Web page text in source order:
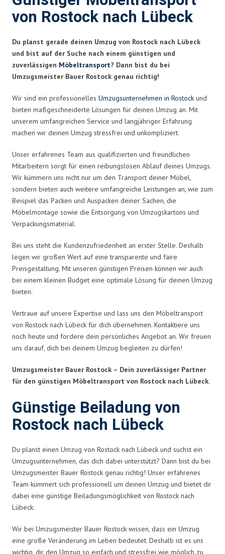
von Rostock nach Lübeck
Du planst gerade deinen Umzug von Rostock nach Lübeck
und bist auf der Suche nach einem günstigen und
zuverlässigen Möbeltransport? Dann bist du bei
Umzugsmeister Bauer Rostock genau richtig!
Wir sind ein professionelles Umzugsunternehmen in Rostock und
bieten maßgeschneiderte Lösungen für deinen Umzug an. Mit
unserem umfangreichen Service und langjähriger Erfahrung
machen wir deinen Umzug stressfrei und unkompliziert.
Unser erfahrenes Team aus qualifizierten und freundlichen
Mitarbeitern sorgt für einen reibungslosen Ablauf deines Umzugs.
Wir kümmern uns nicht nur um den Transport deiner Möbel,
sondern bieten auch weitere umfangreiche Leistungen an, wie zum
Beispiel das Packen und Auspacken deiner Sachen, die
Möbelmontage sowie die Entsorgung von Umzugskartons und
Verpackungsmaterial.
Bei uns steht die Kundenzufriedenheit an erster Stelle. Deshalb
legen wir großen Wert auf eine transparente und faire
Preisgestaltung. Mit unseren günstigen Preisen können wir auch
bei einem kleinen Budget eine optimale Lösung für deinen Umzug
bieten.
Vertraue auf unsere Expertise und lass uns den Möbeltransport
von Rostock nach Lübeck für dich übernehmen. Kontaktiere uns
noch heute und fordere dein persönliches Angebot an. Wir freuen
uns darauf, dich bei deinem Umzug begleiten zu dürfen!
Umzugsmeister Bauer Rostock – Dein zuverlässiger Partner
für den günstigen Möbeltransport von Rostock nach Lübeck.
Günstige Beiladung von
Rostock nach Lübeck
Du planst einen Umzug von Rostock nach Lübeck und suchst ein
Umzugsunternehmen, das dich dabei unterstützt? Dann bist du bei
Umzugsmeister Bauer Rostock genau richtig! Unser erfahrenes
Team kümmert sich professionell um deinen Umzug und bietet dir
dabei eine günstige Beiladungsmöglichkeit von Rostock nach
Lübeck.
Wir bei Umzugsmeister Bauer Rostock wissen, dass ein Umzug
eine große Veränderung im Leben bedeutet. Deshalb ist es uns
wichtig, dir den Umzug so einfach und stressfrei wie möglich zu